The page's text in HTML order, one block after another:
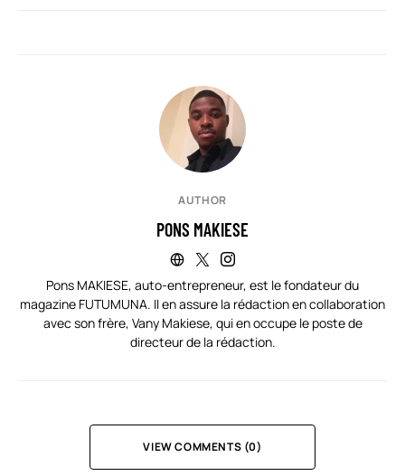
AUTHOR
PONS MAKIESE
Pons MAKIESE, auto-entrepreneur, est le fondateur du
magazine FUTUMUNA. Il en assure la rédaction en collaboration
avec son frère, Vany Makiese, qui en occupe le poste de
directeur de la rédaction.
VIEW COMMENTS (0)